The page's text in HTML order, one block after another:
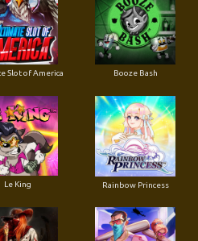
Slot of America Booze Bash
Le King Rainbow Princess